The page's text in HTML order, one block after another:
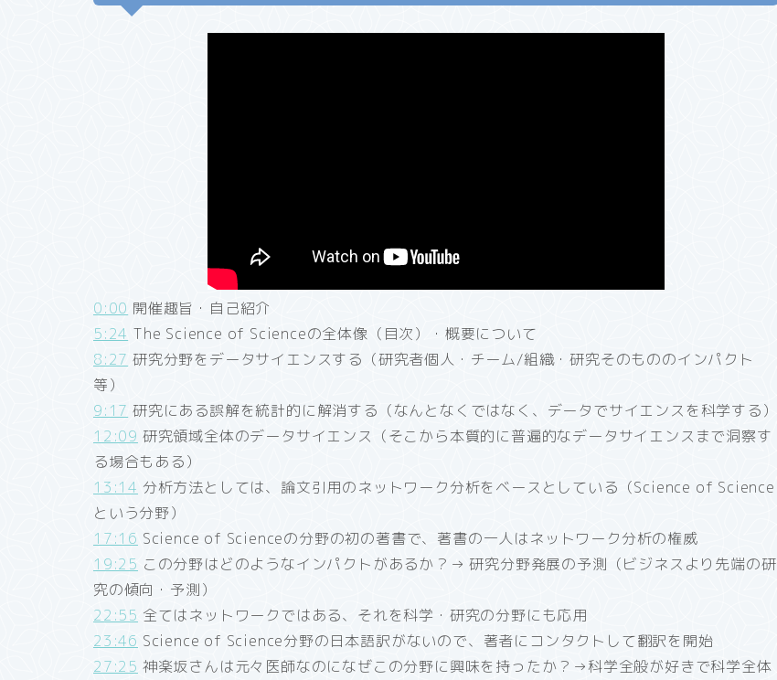
0:00 開催趣旨・自己紹介
5:24 The Science of Scienceの全体像（目次）・概要について
8:27 研究分野をデータサイエンスする（研究者個人・チーム/組織・研究そのもののインパクト
等）
9:17 研究にある誤解を統計的に解消する（なんとなくではなく、データでサイエンスを科学する）
12:09 研究領域全体のデータサイエンス（そこから本質的に普遍的なデータサイエンスまで洞察す
る場合もある）
13:14 分析方法としては、論文引用のネットワーク分析をベースとしている（Science of Science
という分野）
17:16 Science of Scienceの分野の初の著書で、著書の一人はネットワーク分析の権威
19:25 この分野はどのようなインパクトがあるか？→ 研究分野発展の予測（ビジネスより先端の研
究の傾向・予測）
22:55 全てはネットワークではある、それを科学・研究の分野にも応用
23:46 Science of Science分野の日本語訳がないので、著者にコンタクトして翻訳を開始
27:25 神楽坂さんは元々医師なのになぜこの分野に興味を持ったか？→科学全般が好きで科学全体